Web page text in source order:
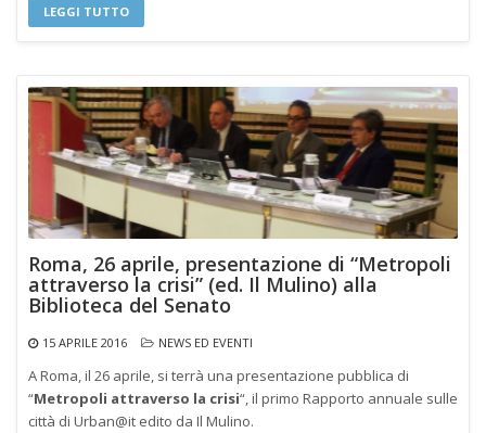
LEGGI TUTTO
Roma, 26 aprile, presentazione di “Metropoli
attraverso la crisi” (ed. Il Mulino) alla
Biblioteca del Senato
15 APRILE 2016 NEWS ED EVENTI
A Roma, il 26 aprile, si terrà una presentazione pubblica di
“Metropoli attraverso la crisi“, il primo Rapporto annuale sulle
città di Urban@it edito da Il Mulino.